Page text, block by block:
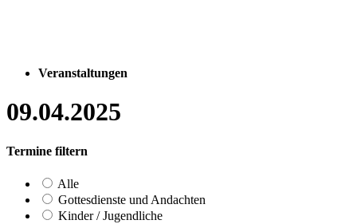
Veranstaltungen
09.04.2025
Termine filtern
Alle
Gottesdienste und Andachten
Kinder / Jugendliche